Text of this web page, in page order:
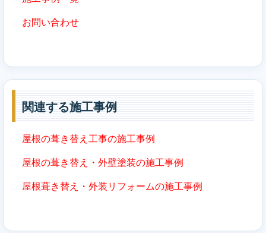
お問い合わせ
関連する施工事例
屋根の葺き替え工事の施工事例
屋根の葺き替え・外壁塗装の施工事例
屋根葺き替え・外装リフォームの施工事例